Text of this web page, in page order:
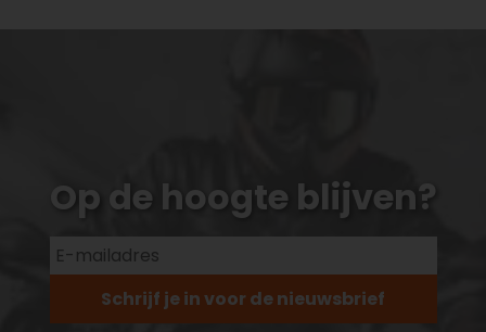
Op de hoogte blijven?
Schrijf je in voor de nieuwsbrief